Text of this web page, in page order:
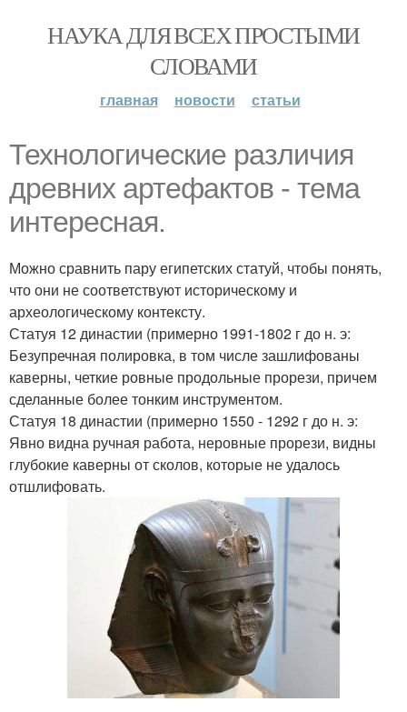
НАУКА ДЛЯ ВСЕХ ПРОСТЫМИ
СЛОВАМИ
главная новости статьи
Технологические различия
древних артефактов - тема
интересная.
Можно сравнить пару египетских статуй, чтобы понять,
что они не соответствуют историческому и
археологическому контексту.
Статуя 12 династии (примерно 1991-1802 г до н. э:
Безупречная полировка, в том числе зашлифованы
каверны, четкие ровные продольные прорези, причем
сделанные более тонким инструментом.
Статуя 18 династии (примерно 1550 - 1292 г до н. э:
Явно видна ручная работа, неровные прорези, видны
глубокие каверны от сколов, которые не удалось
отшлифовать.